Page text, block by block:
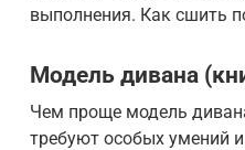
выполнения. Как сшить
Модель дивана
Чем проще модель
требуют особых умений